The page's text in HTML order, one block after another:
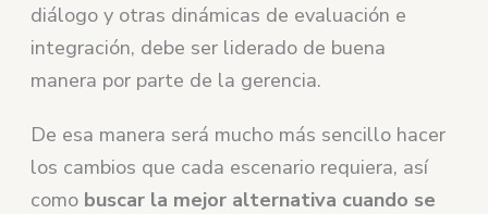
diálogo y otras dinámicas de evaluación e
integración, debe ser liderado de buena
manera por parte de la gerencia.
De esa manera será mucho más sencillo hacer
los cambios que cada escenario requiera, así
como buscar la mejor alternativa cuando se